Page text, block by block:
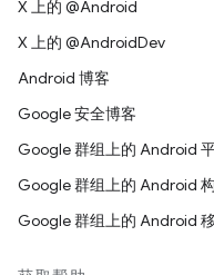
X 上的 @Android
X 上的 @AndroidDev
Android 博客
Google 安全博客
Google 群组上的 Android
Google 群组上的 Android
Google 群组上的 Android